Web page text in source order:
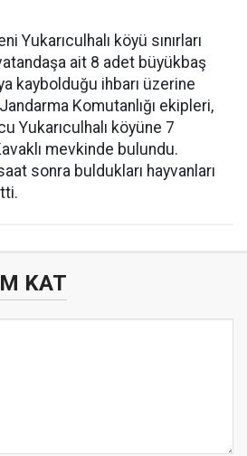
Yukarıculhalı köyü sınırları
ait 8 adet büyükbaş
kaybolduğu ihbarı üzerine
Komutanlığı ekipleri,
Yukarıculhalı köyüne 7
mevkinde bulundu.
sonra buldukları hayvanları
KAT